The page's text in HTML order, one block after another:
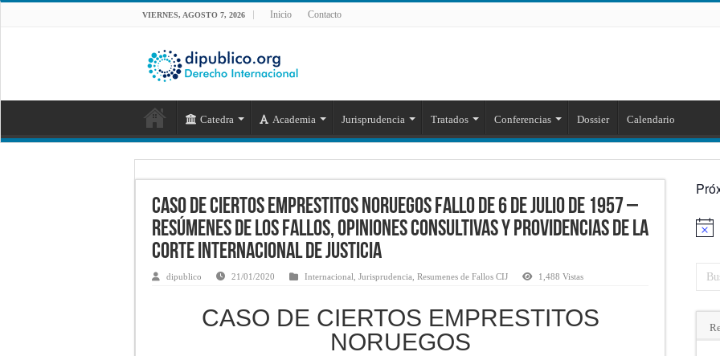
VIERNES, AGOSTO 7, 2026 Inicio Contacto
Catedra Academia Jurisprudencia Tratados Conferencias Dossier Calendario
CASO DE CIERTOS EMPRESTITOS NORUEGOS Fallo de 6 de julio de 1957 –
Resúmenes de los fallos, opiniones consultivas y providencias de la
Corte Internacional de Justicia
dipublico 21/01/2020 Internacional Jurisprudencia Resumenes de Fallos CIJ 1,488 Vistas
CASO DE CIERTOS EMPRESTITOS
NORUEGOS
Aviso